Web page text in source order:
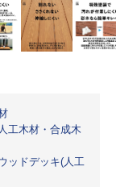
人工木材・合成木
ッドデッキ(人工